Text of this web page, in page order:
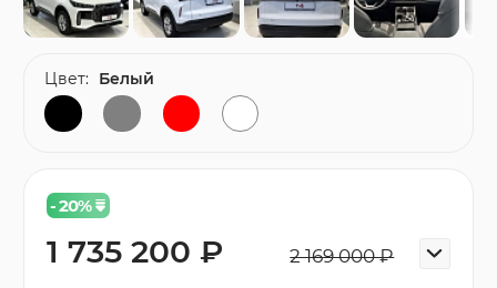
- 20%
2 169 000 ₽
1 735 200 ₽
Цвет: Белый